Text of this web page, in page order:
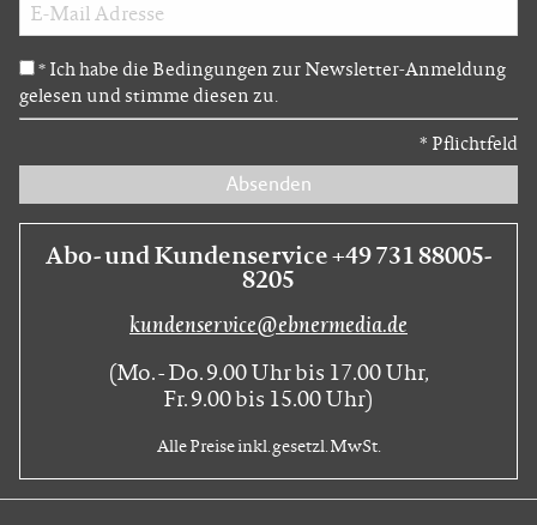
* Ich habe die Bedingungen zur Newsletter-Anmeldung
gelesen und stimme diesen zu.
* Pflichtfeld
Absenden
Abo- und Kundenservice +49 731 88005-
8205
kundenservice@ebnermedia.de
(Mo. - Do. 9.00 Uhr bis 17.00 Uhr,
Fr. 9.00 bis 15.00 Uhr)
Alle Preise inkl. gesetzl. MwSt.